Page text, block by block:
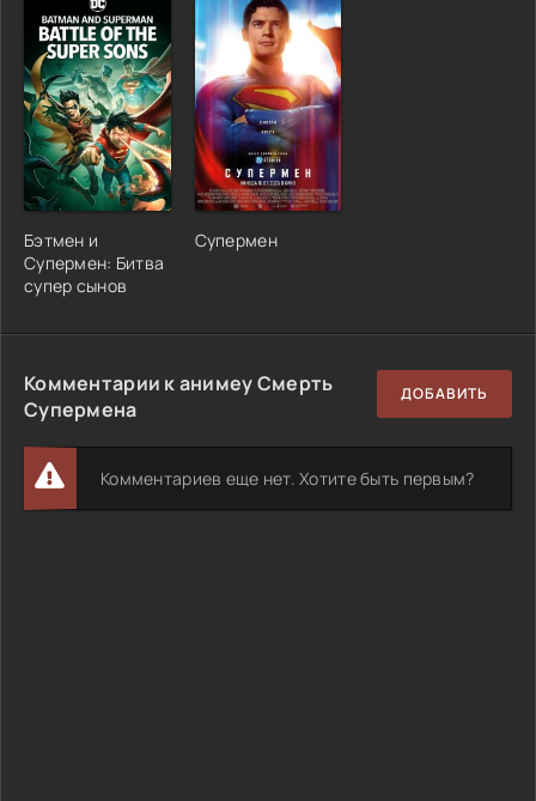
Бэтмен и
Супермен: Битва
супер сынов
Супермен
Комментарии к анимеу Смерть
Супермена
ДОБАВИТЬ
Комментариев еще нет. Хотите быть первым?